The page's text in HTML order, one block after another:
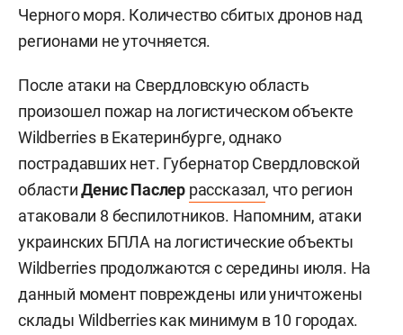
Черного моря. Количество сбитых дронов над
регионами не уточняется.
После атаки на Свердловскую область
произошел пожар на логистическом объекте
Wildberries в Екатеринбурге, однако
пострадавших нет. Губернатор Свердловской
областиДенис Паслер рассказал, что регион
атаковали 8 беспилотников. Напомним, атаки
украинских БПЛА на логистические объекты
Wildberries продолжаются с середины июля. На
данный момент повреждены или уничтожены
склады Wildberries как минимум в 10 городах.